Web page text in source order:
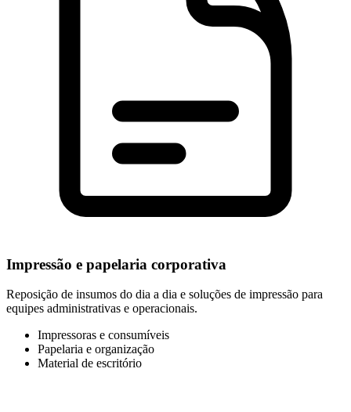
Impressão e papelaria corporativa
Reposição de insumos do dia a dia e soluções de impressão para
equipes administrativas e operacionais.
Impressoras e consumíveis
Papelaria e organização
Material de escritório